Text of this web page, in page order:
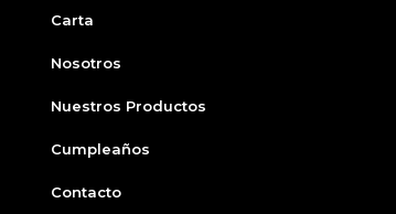
Carta
Nosotros
Nuestros Productos
Cumpleaños
Contacto